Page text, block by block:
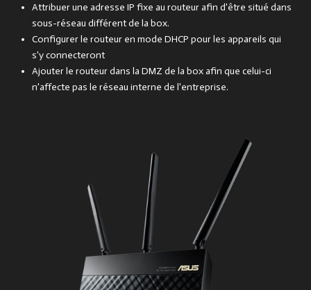
Attribuer une adresse IP fixe au routeur afin d'être situé dans
sous-réseau différent de la box.
Configurer le routeur en mode DHCP pour les appareils qui
s'y connecteront
Ajouter le routeur dans la DMZ de la box afin que celui-ci
n'affecte pas le réseau interne de l'entreprise.